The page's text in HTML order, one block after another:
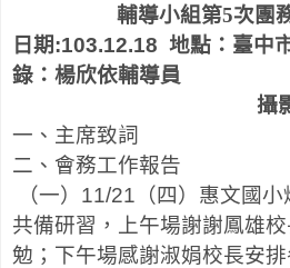
輔導小組第5次團
日期:103.12.18 地點：臺中
錄：楊欣依輔導員
攝
一、主席致詞
二、會務工作報告
（一） 11/21 （四）惠文國
共備研習，上午場謝謝鳳雄
勉；下午場感謝淑娟校長安